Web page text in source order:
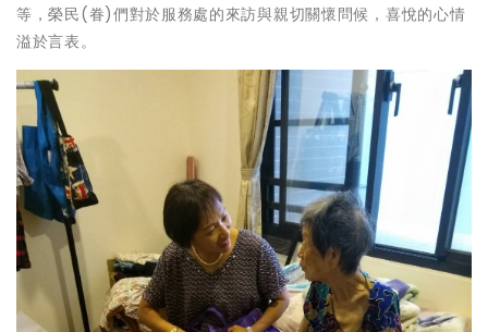
等，榮民(眷)們對於服務處的來訪與親切關懷問候，喜悅的心情
溢於言表。